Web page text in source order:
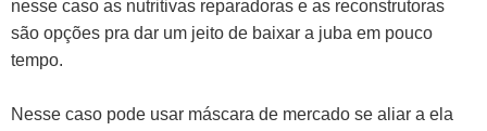
nesse caso as nutritivas reparadoras e as reconstrutoras
são opções pra dar um jeito de baixar a juba em pouco
tempo.
Nesse caso pode usar máscara de mercado se aliar a ela